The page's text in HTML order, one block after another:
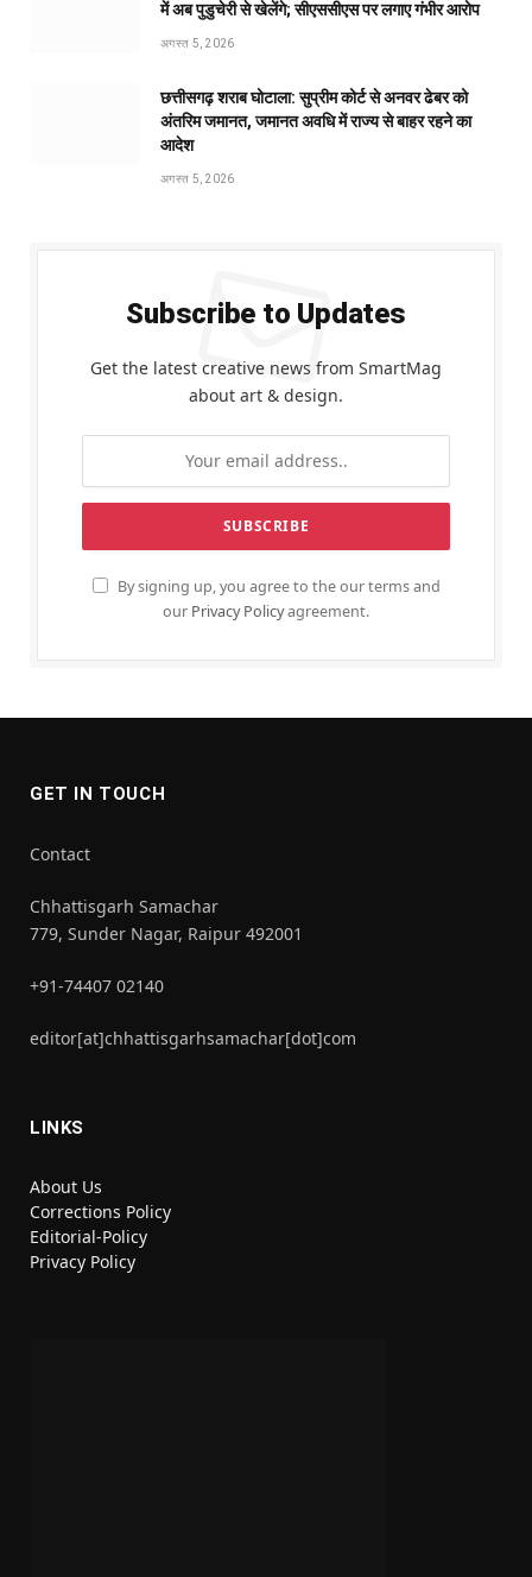
में अब पुडुचेरी से खेलेंगे; सीएससीएस पर लगाए गंभीर आरोप
अगस्त 5, 2026
छत्तीसगढ़ शराब घोटाला: सुप्रीम कोर्ट से अनवर ढेबर को
अंतरिम जमानत, जमानत अवधि में राज्य से बाहर रहने का
आदेश
अगस्त 5, 2026
Subscribe to Updates
Get the latest creative news from SmartMag
about art & design.
By signing up, you agree to the our terms and
our Privacy Policyagreement.
GET IN TOUCH
Contact
Chhattisgarh Samachar
779, Sunder Nagar, Raipur 492001
+91-74407 02140
editor[at]chhattisgarhsamachar[dot]com
LINKS
About Us
Corrections Policy
Editorial-Policy
Privacy Policy